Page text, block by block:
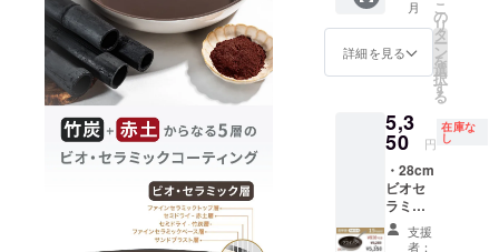
す。 ※
の住所
誤記載
なった
場合、
送料を
ご負担
いただ
きま
す。 以
異、生
産、配
送状況
れる可
能性も
ます。
※割引率
は販売
予定価
格と送
色合い
は、PC
の画面
て見え
ること
がござ
いま
す。 ※
商品の
仕様に
若干変
定して
おりま
す。 ※
一般販
売予定
料・消
費税込
み）
5,980円
から
15％円
OFFの
5,080円
月
詳細を見る
こ
の
リ
タ
ー
ン
を
選
択
す
る
5,3
50 円
在庫な
し
・28cm
ビオセ
ラミッ
ク・フ
ライパ
支援
者：